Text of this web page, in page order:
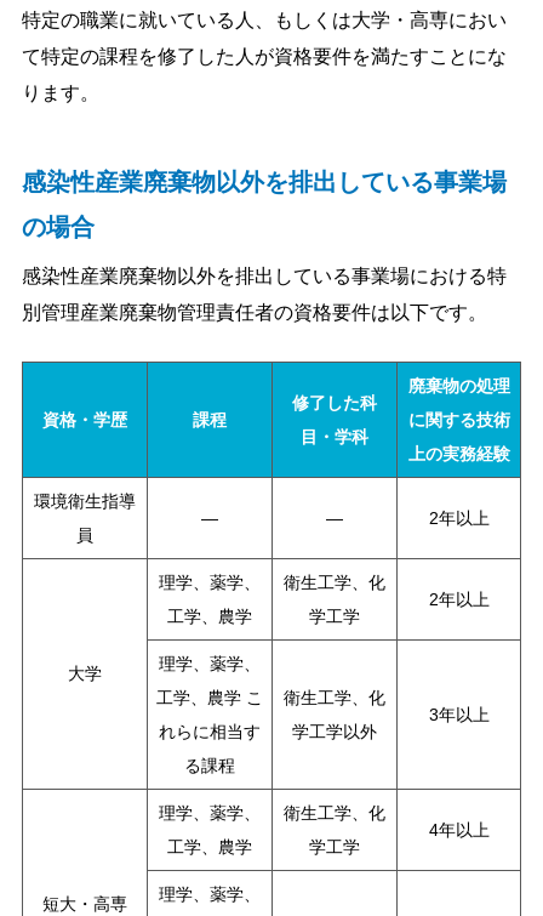
特定の職業に就いている人、もしくは大学・高専におい
て特定の課程を修了した人が資格要件を満たすことにな
ります。
感染性産業廃棄物以外を排出している事業場
の場合
感染性産業廃棄物以外を排出している事業場における特
別管理産業廃棄物管理責任者の資格要件は以下です。
資格・学歴 課程
修了した科
目・学科
廃棄物の処理
に関する技術
上の実務経験
環境衛生指導
員
― ― 2年以上
大学
理学、薬学、
工学、農学
衛生工学、化
学工学
2年以上
理学、薬学、
工学、農学 こ
れらに相当す
る課程
衛生工学、化
学工学以外
3年以上
短大・高専
理学、薬学、
工学、農学
衛生工学、化
学工学
4年以上
理学、薬学、